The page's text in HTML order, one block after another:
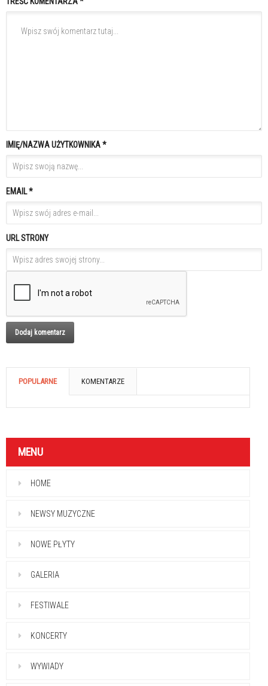
IMIĘ/NAZWA UŻYTKOWNIKA *
EMAIL *
URL STRONY
POPULARNE KOMENTARZE
MENU
HOME
NEWSY MUZYCZNE
NOWE PŁYTY
GALERIA
FESTIWALE
KONCERTY
WYWIADY